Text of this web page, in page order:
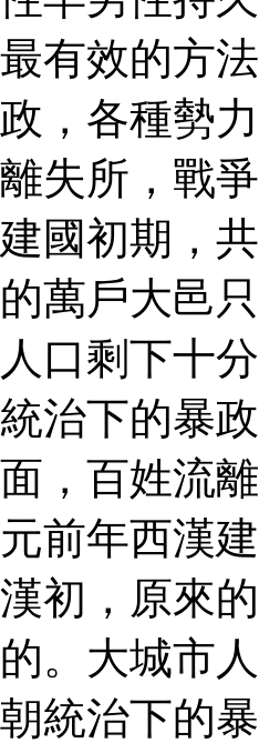
最有效的方法
政，各種勢
離失所，戰
建國初期，
的萬戶大邑
人口剩下十
統治下的暴
面，百姓流
元前年西漢
漢初，原來
的。大城市
朝統治下的